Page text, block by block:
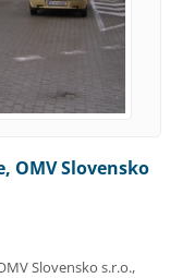
Slovensko
Slovensko s.r.o.,